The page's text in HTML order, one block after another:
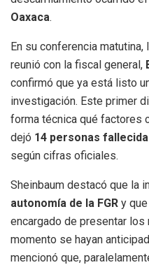
Oaxaca.
En su conferencia
reunió con la fiscal general,
confirmó que ya está listo
investigación. Este primer
forma técnica qué factores
dejó 14 personas
según cifras oficiales.
Sheinbaum destacó que la
autonomía de la FGR y
encargado de presentar
momento se hayan
mencionó que,